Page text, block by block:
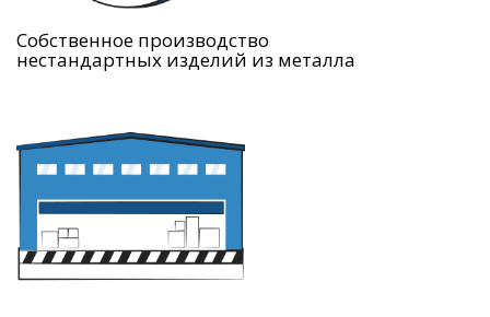
Собственное производство
нестандартных изделий из металла